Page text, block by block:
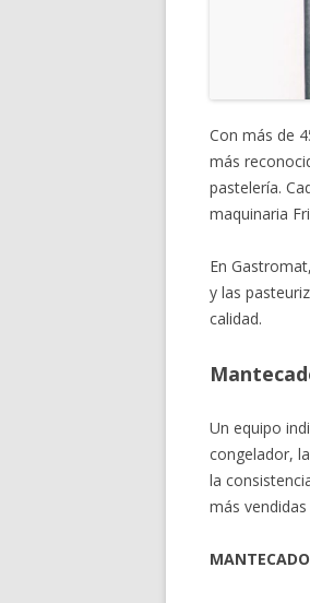
Con más de
más
pastelería.
maquinaria
En
y las
calidad.
Un equipo
congelador,
la
más